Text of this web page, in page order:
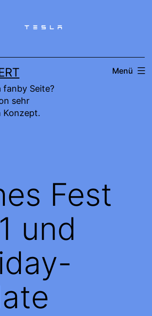
fanby Seite?
sehr
Konzept.
Menü
Fest
und